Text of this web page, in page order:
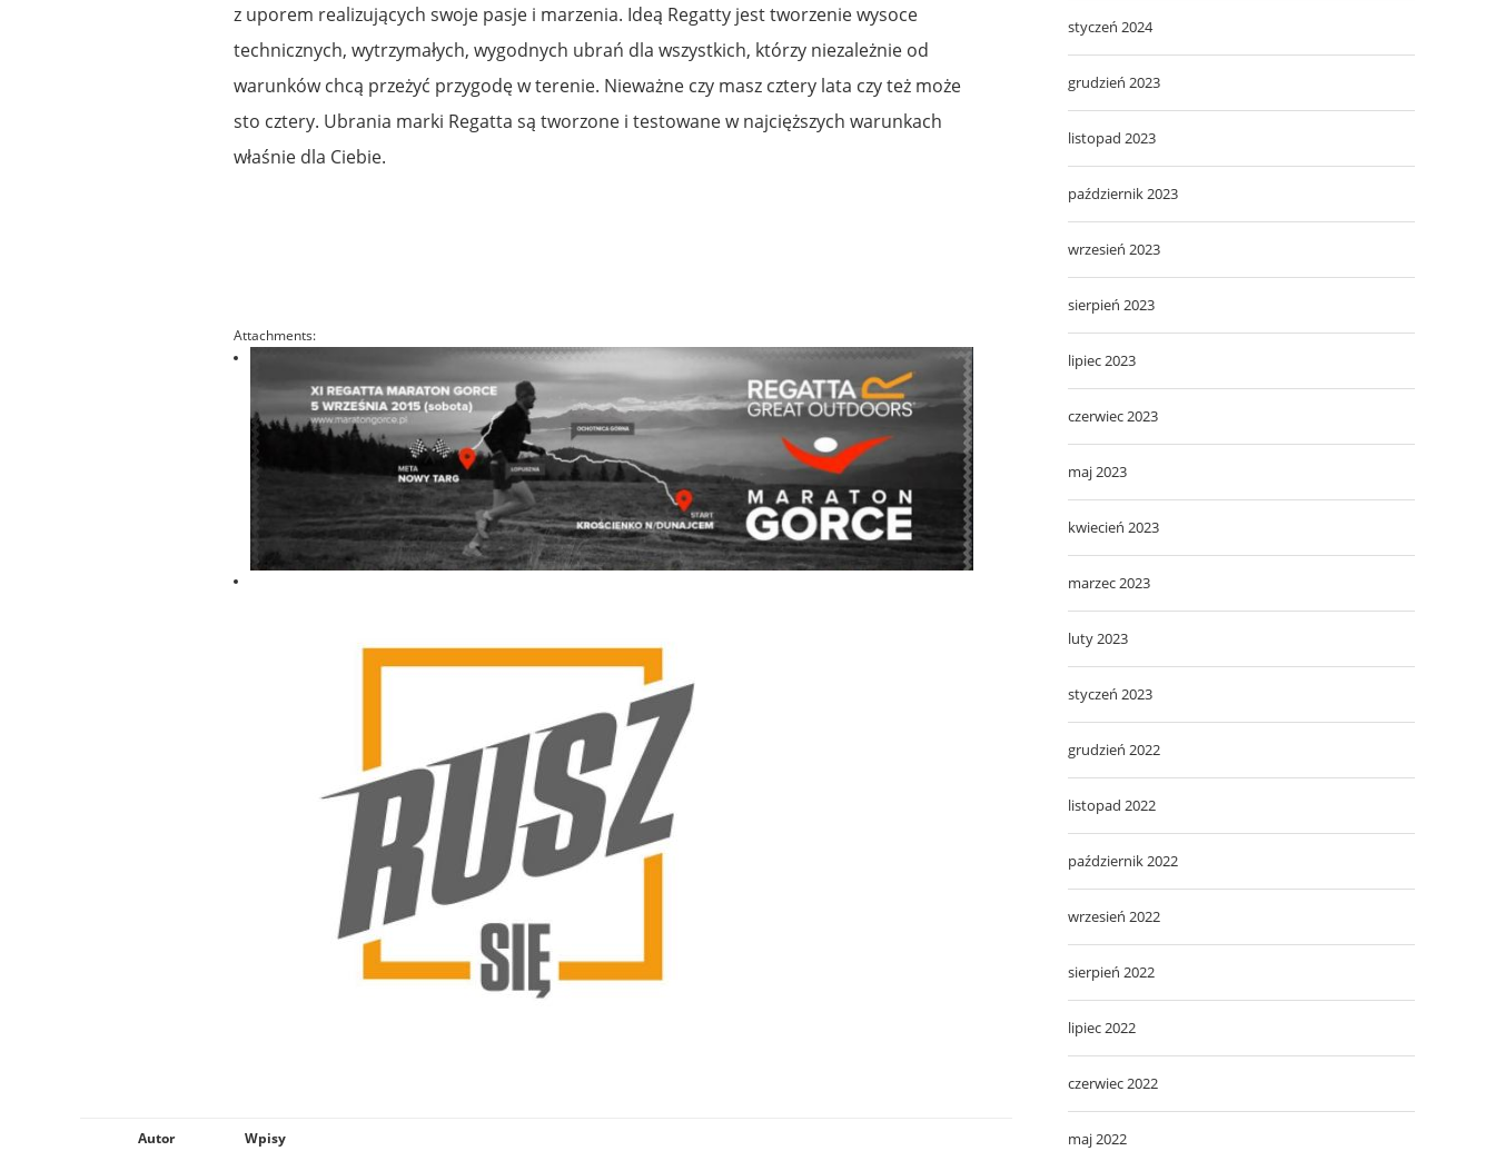
z uporem realizujących swoje pasje i marzenia. Ideą Regatty jest tworzenie wysoce
technicznych, wytrzymałych, wygodnych ubrań dla wszystkich, którzy niezależnie od
warunków chcą przeżyć przygodę w terenie. Nieważne czy masz cztery lata czy też może
sto cztery. Ubrania marki Regatta są tworzone i testowane w najcięższych warunkach
właśnie dla Ciebie.
styczeń 2024
grudzień 2023
listopad 2023
październik 2023
wrzesień 2023
sierpień 2023
lipiec 2023
czerwiec 2023
maj 2023
kwiecień 2023
marzec 2023
luty 2023
styczeń 2023
grudzień 2022
listopad 2022
październik 2022
wrzesień 2022
sierpień 2022
lipiec 2022
czerwiec 2022
maj 2022